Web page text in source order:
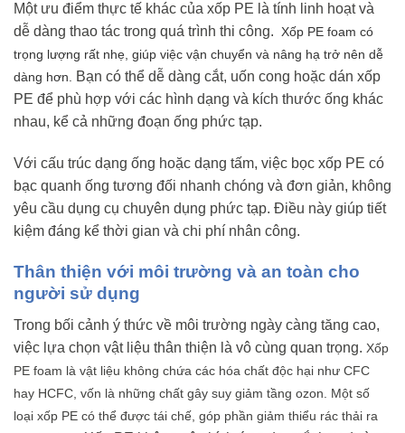
Một ưu điểm thực tế khác của xốp PE là tính linh hoạt và
dễ dàng thao tác trong quá trình thi công. Xốp PE foam có
trọng lượng rất nhẹ, giúp việc vận chuyển và nâng hạ trở nên dễ
dàng hơn. Bạn có thể dễ dàng cắt, uốn cong hoặc dán xốp
PE để phù hợp với các hình dạng và kích thước ống khác
nhau, kể cả những đoạn ống phức tạp.
Với cấu trúc dạng ống hoặc dạng tấm, việc bọc xốp PE có
bạc quanh ống tương đối nhanh chóng và đơn giản, không
yêu cầu dụng cụ chuyên dụng phức tạp. Điều này giúp tiết
kiệm đáng kể thời gian và chi phí nhân công.
Thân thiện với môi trường và an toàn cho
người sử dụng
Trong bối cảnh ý thức về môi trường ngày càng tăng cao,
việc lựa chọn vật liệu thân thiện là vô cùng quan trọng. Xốp
PE foam là vật liệu không chứa các hóa chất độc hại như CFC
hay HCFC, vốn là những chất gây suy giảm tầng ozon. Một số
loại xốp PE có thể được tái chế, góp phần giảm thiểu rác thải ra